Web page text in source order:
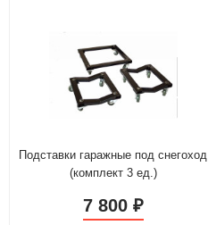
Подставки гаражные под снегоход
(комплект 3 ед.)
7 800 ₽